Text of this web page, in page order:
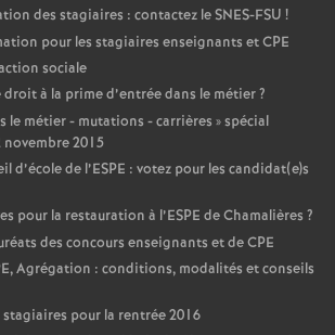
des stagiaires : contactez le SNES-FSU !
pour les stagiaires enseignants et CPE
sociale
à la prime d’entrée dans le métier?
le métier - mutations - carrières » spécial
2015
d’école de l’ESPE : votez pour les candidat(e)s
pour la restauration à l’ESPE de Chamalières ?
des concours enseignants et de CPE
Agrégation : conditions, modalités et conseils
pour la rentrée 2016